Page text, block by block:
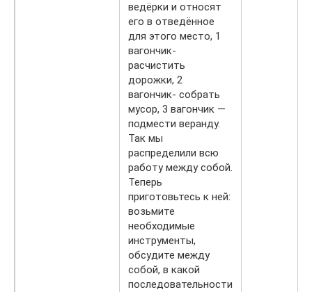
ведёрки и относят
его в отведённое
для этого место, 1
вагончик-
расчистить
дорожки, 2
вагончик- собрать
мусор, 3 вагончик —
подмести веранду.
Так мы
распределили всю
работу между собой.
Теперь
приготовьтесь к ней:
возьмите
необходимые
инструменты,
обсудите между
собой, в какой
последовательности